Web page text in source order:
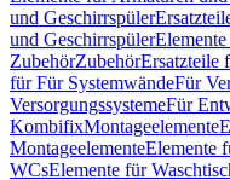
und Geschirrspüler
und Geschirrspüler
ZubehörZubehörErsatzteile
für Für SystemwändeFür
VersorgungssystemeFür
KombifixMontageelemente
MontageelementeElemente
WCsElemente für